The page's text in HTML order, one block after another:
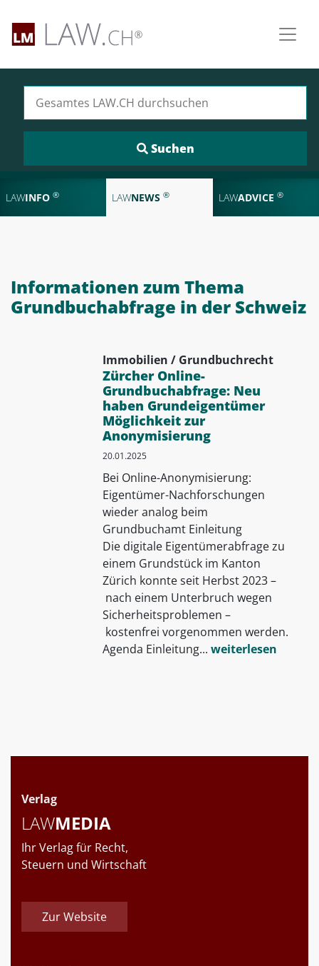
LAWINFO ® LAWNEWS ® LAWADVICE ®
Informationen zum Thema
Grundbuchabfrage in der Schweiz
Immobilien / Grundbuchrecht
Zürcher Online-
Grundbuchabfrage: Neu
haben Grundeigentümer
Möglichkeit zur
Anonymisierung
20.01.2025
Bei Online-Anonymisierung:
Eigentümer-Nachforschungen
wieder analog beim
Grundbuchamt Einleitung
Die digitale Eigentümerabfrage zu
einem Grundstück im Kanton
Zürich konnte seit Herbst 2023 –
nach einem Unterbruch wegen
Sicherheitsproblemen –
kostenfrei vorgenommen werden.
Agenda Einleitung... weiterlesen
Verlag
LAWMEDIA
Ihr Verlag für Recht,
Steuern und Wirtschaft
Zur Website